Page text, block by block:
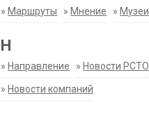
» Маршруты » Мнение » Музеи
Н
» Направление » Новости РСТО
» Новости компаний